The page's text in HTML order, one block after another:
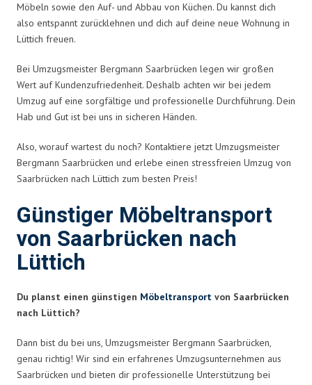
Möbeln sowie den Auf- und Abbau von Küchen. Du kannst dich
also entspannt zurücklehnen und dich auf deine neue Wohnung in
Lüttich freuen.
Bei Umzugsmeister Bergmann Saarbrücken legen wir großen
Wert auf Kundenzufriedenheit. Deshalb achten wir bei jedem
Umzug auf eine sorgfältige und professionelle Durchführung. Dein
Hab und Gut ist bei uns in sicheren Händen.
Also, worauf wartest du noch? Kontaktiere jetzt Umzugsmeister
Bergmann Saarbrücken und erlebe einen stressfreien Umzug von
Saarbrücken nach Lüttich zum besten Preis!
Günstiger Möbeltransport
von Saarbrücken nach
Lüttich
Du planst einen günstigen Möbeltransport von Saarbrücken
nach Lüttich?
Dann bist du bei uns, Umzugsmeister Bergmann Saarbrücken,
genau richtig! Wir sind ein erfahrenes Umzugsunternehmen aus
Saarbrücken und bieten dir professionelle Unterstützung bei